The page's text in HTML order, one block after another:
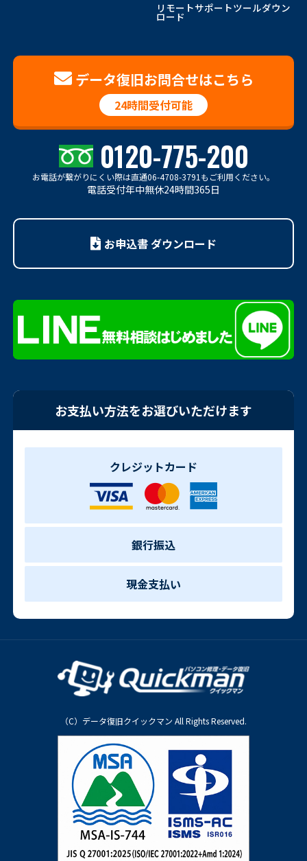
リモートサポートツールダウン
ロード
データ復旧お問合せはこちら
24時間受付可能
0120-775-200
お電話が繋がりにくい際は直通06-4708-3791もご利用ください。
電話受付年中無休24時間365日
お申込書 ダウンロード
お支払い方法をお選びいただけます
クレジットカード
銀行振込
現金支払い
（C）データ復旧クイックマン All Rights Reserved.